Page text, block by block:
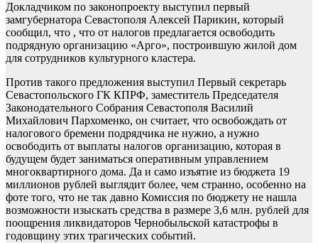
Докладчиком по законопроекту выступил первый
замгубернатора Севастополя Алексей Парикин, который
сообщил, что , что от налогов предлагается освободить
подрядную организацию «Арго», построившую жилой дом
для сотрудников культурного кластера.
Против такого предложения выступил Первый секретарь
Севастопольского ГК КПРФ, заместитель Председателя
Законодательного Собрания Севастополя Василий
Михайлович Пархоменко, он считает, что освобождать от
налогового бремени подрядчика не нужно, а нужно
освободить от выплаты налогов организацию, которая в
будущем будет заниматься оперативным управлением
многоквартирного дома. Да и само изъятие из бюджета 19
миллионов рублей выглядит более, чем странно, особенно на
фоте того, что не так давно Комиссия по бюджету не нашла
возможности изыскать средства в размере 3,6 млн. рублей для
поощрения ликвидаторов Чернобыльской катастрофы в
годовщину этих трагических событий.